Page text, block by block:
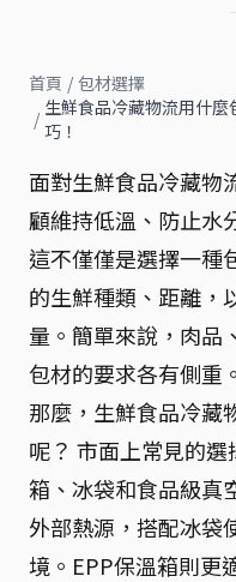
首頁 / 包材選擇
/ 生鮮食品冷藏物流用什
巧！
面對生鮮食品冷藏物
顧維持低溫、防止水
這不僅僅是選擇一種
的生鮮種類、距離，
量。簡單來說，肉品
包材的要求各有側重。
那麼，生鮮食品冷藏
呢？ 市面上常見的
箱、冰袋和食品級真
外部熱源，搭配冰袋
境。EPP保溫箱則更